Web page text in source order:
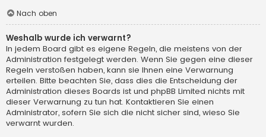
Nach oben
Weshalb wurde ich verwarnt?
In jedem Board gibt es eigene Regeln, die meistens von der
Administration festgelegt werden. Wenn Sie gegen eine dieser
Regeln verstoßen haben, kann sie Ihnen eine Verwarnung
erteilen. Bitte beachten Sie, dass dies die Entscheidung der
Administration dieses Boards ist und phpBB Limited nichts mit
dieser Verwarnung zu tun hat. Kontaktieren Sie einen
Administrator, sofern Sie sich die nicht sicher sind, wieso Sie
verwarnt wurden.